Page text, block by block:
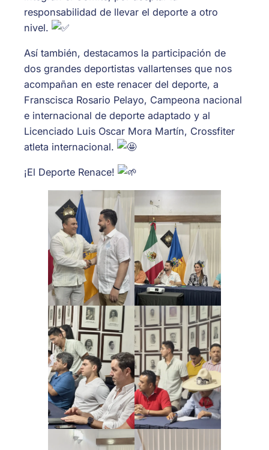
responsabilidad de llevar el deporte a otro
nivel.
Así también, destacamos la participación de
dos grandes deportistas vallartenses que nos
acompañan en este renacer del deporte, a
Franscisca Rosario Pelayo, Campeona nacional
e internacional de deporte adaptado y al
Licenciado Luis Oscar Mora Martín, Crossfiter
atleta internacional.
¡El Deporte Renace!